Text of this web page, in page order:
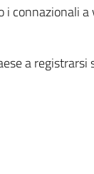
connazionali
a registrarsi